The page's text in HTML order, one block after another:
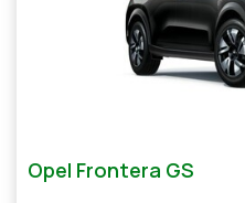
Opel Frontera GS